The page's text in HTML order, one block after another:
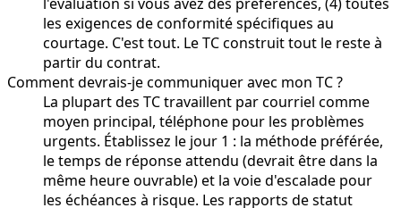
les exigences de conformité spécifiques au
courtage. C'est tout. Le TC construit tout le reste à
partir du contrat.
Comment devrais-je communiquer avec mon TC ?
La plupart des TC travaillent par courriel comme
moyen principal, téléphone pour les problèmes
urgents. Établissez le jour 1 : la méthode préférée,
le temps de réponse attendu (devrait être dans la
même heure ouvrable) et la voie d'escalade pour
les échéances à risque. Les rapports de statut